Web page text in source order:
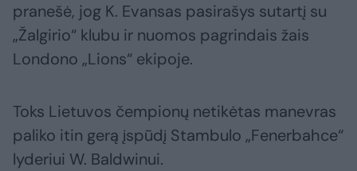
pranešė, jog K. Evansas pasirašys sutartį su
„Žalgirio“ klubu ir nuomos pagrindais žais
Londono „Lions“ ekipoje.
Toks Lietuvos čempionų netikėtas manevras
paliko itin gerą įspūdį Stambulo „Fenerbahce“
lyderiui W. Baldwinui.